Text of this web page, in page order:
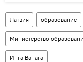
Латвия образование
Министерство
Инга Ванага